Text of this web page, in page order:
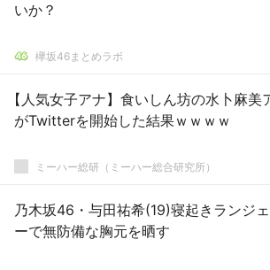
いか？
欅坂46まとめラボ
【人気女子アナ】食いしん坊の水卜麻美
がTwitterを開始した結果ｗｗｗｗ
ミーハー総研（ミーハー総合研究所）
乃木坂46・与田祐希(19)寝起きランジェ
ーで無防備な胸元を晒す